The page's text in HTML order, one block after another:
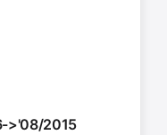
>'08/2015